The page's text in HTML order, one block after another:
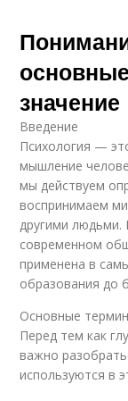
значение
Введение
Психология —
мышление
мы действуем
воспринимаем
другими людьми.
современном
применена в
образования до
Основные
Перед тем как
важно
используются в